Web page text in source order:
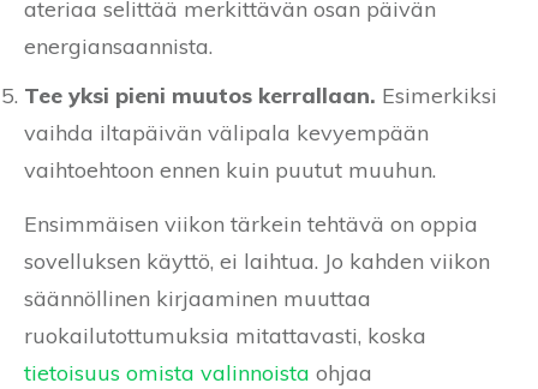
ateriaa selittää merkittävän osan päivän
energiansaannista.
Tee yksi pieni muutos kerrallaan. Esimerkiksi
vaihda iltapäivän välipala kevyempään
vaihtoehtoon ennen kuin puutut muuhun.
Ensimmäisen viikon tärkein tehtävä on oppia
sovelluksen käyttö, ei laihtua. Jo kahden viikon
säännöllinen kirjaaminen muuttaa
ruokailutottumuksia mitattavasti, koska
tietoisuus omista valinnoista ohjaa